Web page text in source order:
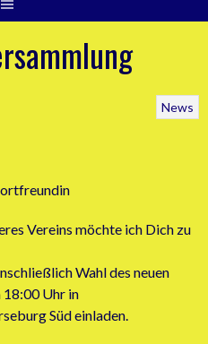
News
Vereins möchte ich Dich zu
Wahl des neuen
18:00 Uhr in
Süd einladen.